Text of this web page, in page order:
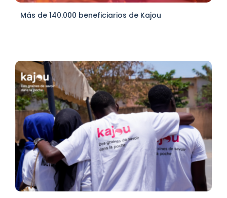
Más de 140.000 beneficiarios de Kajou